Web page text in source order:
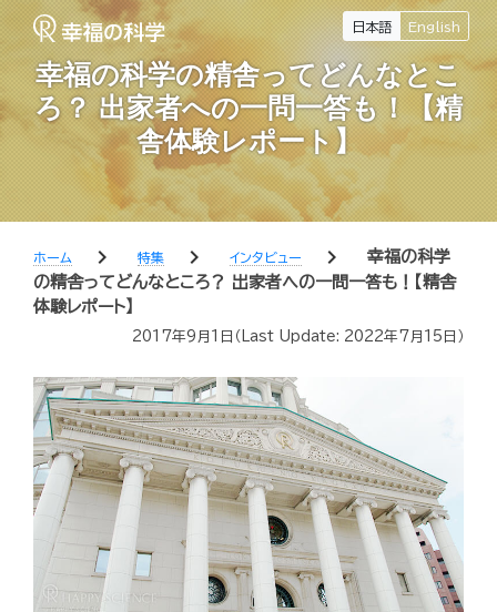
日本語 English
幸福の科学の精舎ってどんなとこ
ろ？ 出家者への一問一答も！【精
舎体験レポート】
ホーム chevron_right 特集 chevron_right インタビュー chevron_right
幸福の科学
の精舎ってどんなところ？ 出家者への一問一答も！【精舎
体験レポート】
2017年9月1日 （Last Update: 2022年7月15日 ）